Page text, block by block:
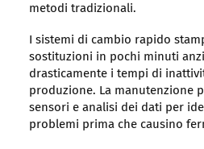
metodi tradizionali.
I sistemi di cambio rapido
sostituzioni in pochi minuti
drasticamente i tempi di
produzione. La manutenzione
sensori e analisi dei dati per
problemi prima che causino